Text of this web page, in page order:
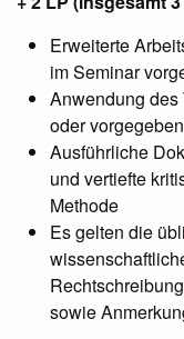
Erweiterte
im Seminar
Anwendung
oder
Ausführliche
und vertiefte
Methode
Es gelten die
sowie